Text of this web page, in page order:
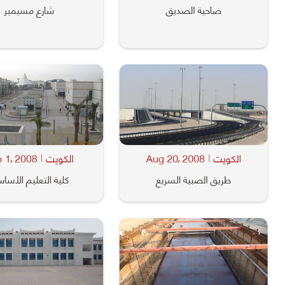
شارع مسيمير ضاحية الصديق
1,2008 الكويت
كلية التعليم
Aug 20,2008 الكويت
طريق الصبية السريع